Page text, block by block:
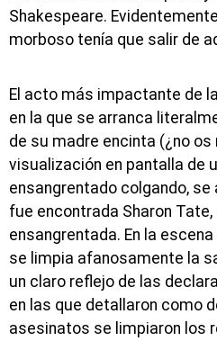
Shakespeare.
morboso tenía que salir de
El acto más impactante de
en la que se arranca
de su madre encinta (¿no os
visualización en pantalla de
ensangrentado colgando,
fue encontrada Sharon
ensangrentada. En la
se limpia afanosamente la
un claro reflejo de las
en las que detallaron como
asesinatos se limpiaron los